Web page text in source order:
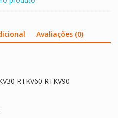
Avaliações (0)
RTKV60 RTKV90